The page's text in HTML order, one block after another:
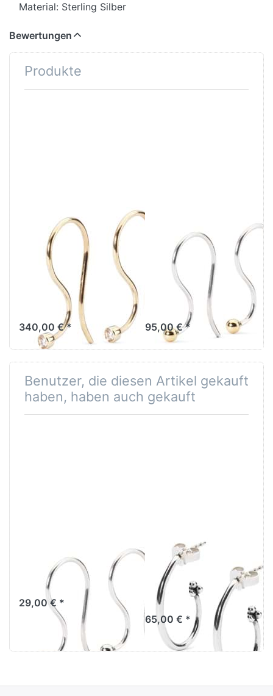
Material: Sterling Silber
Bewertungen
Produkte
TROLLBEADS
Trollbeads
Ohrhaken 750
Gold / Brillant
TAUEA-00001
340,00 € *
Trollbeads
Ohrhaken Silber
/ Gold TAGEA-
00003
Ohrhaken werden
95,00 € *
Benutzer, die diesen Artikel gekauft
haben, haben auch gekauft
Ohrhaken Silber
TAGEA-00002
29,00 € *
Trollbeads
Ohrringe mit
Knospen Ende
TAGEA-00100
65,00 € *